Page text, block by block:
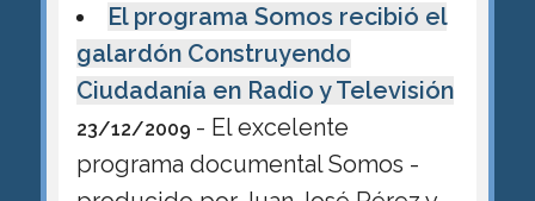
El programa Somos recibió el
galardón Construyendo
Ciudadanía en Radio y Televisión
23/12/2009 - El excelente
programa documental Somos -